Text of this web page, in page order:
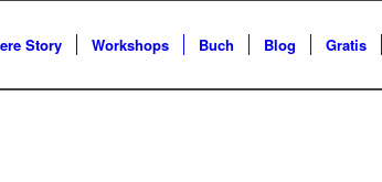
Story Workshops Buch Blog Gratis